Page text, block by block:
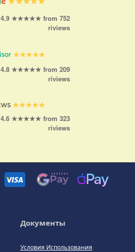
4.9 ★★★★★ from 752
riviews
4.8 ★★★★★ from 209
riviews
4.6 ★★★★★ from 323
riviews
Документы
Условия Использования